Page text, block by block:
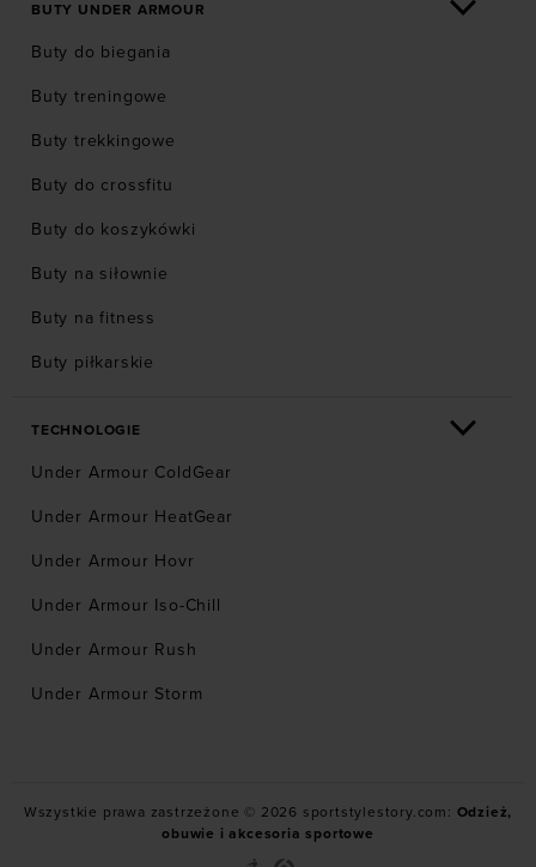
BUTY UNDER ARMOUR
Buty do biegania
Buty treningowe
Buty trekkingowe
Buty do crossfitu
Buty do koszykówki
Buty na siłownie
Buty na fitness
Buty piłkarskie
TECHNOLOGIE
Under Armour ColdGear
Under Armour HeatGear
Under Armour Hovr
Under Armour Iso-Chill
Under Armour Rush
Under Armour Storm
Wszystkie prawa zastrzeżone © 2026 sportstylestory.com: Odzież,
obuwie i akcesoria sportowe